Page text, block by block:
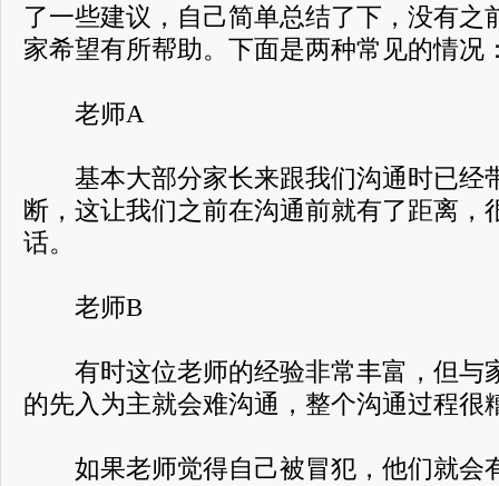
了一些建议，自己简单总结了下，没有之
家希望有所帮助。下面是两种常见的情况
老师A
基本大部分家长来跟我们沟通时已经
断，这让我们之前在沟通前就有了距离，
话。
老师B
有时这位老师的经验非常丰富，但与
的先入为主就会难沟通，整个沟通过程很
如果老师觉得自己被冒犯，他们就会